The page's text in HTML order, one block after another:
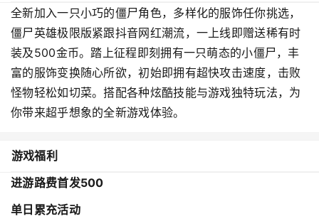
全新加入一只小巧的僵尸角色，多样化的服饰任你挑选，
僵尸英雄极限版紧跟抖音网红潮流，一上线即赠送稀有时
装及500金币。踏上征程即刻拥有一只萌态的小僵尸，丰
富的服饰变换随心所欲，初始即拥有超快攻击速度，击败
怪物轻松如切菜。搭配各种炫酷技能与游戏独特玩法，为
你带来超乎想象的全新游戏体验。
游戏福利
进游路费首发500
单日累充活动